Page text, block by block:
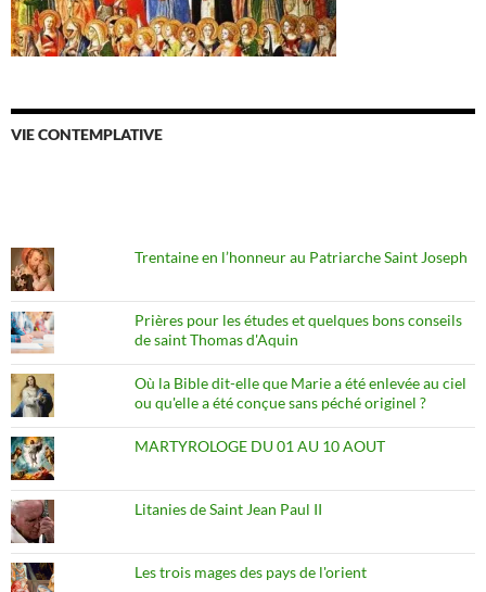
VIE CONTEMPLATIVE
Trentaine en l’honneur au Patriarche Saint Joseph
Prières pour les études et quelques bons conseils
de saint Thomas d'Aquin
Où la Bible dit-elle que Marie a été enlevée au ciel
ou qu'elle a été conçue sans péché originel ?
MARTYROLOGE DU 01 AU 10 AOUT
Litanies de Saint Jean Paul II
Les trois mages des pays de l'orient